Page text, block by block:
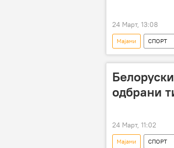
24 Март, 13:08
Мајами СПОРТ
Новак Ђоковић
одбрани
24 Март, 11:02
Мајами СПОРТ